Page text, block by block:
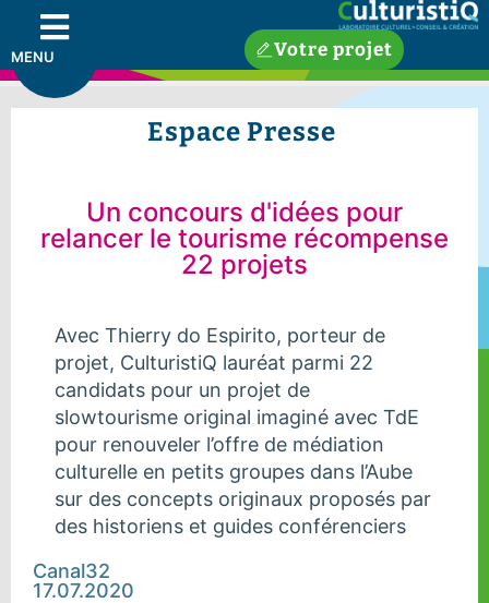
MENU Votre projet
Espace Presse
Un concours d'idées pour
relancer le tourisme récompense
22 projets
Avec Thierry do Espirito, porteur de
projet, CulturistiQ lauréat parmi 22
candidats pour un projet de
slowtourisme original imaginé avec TdE
pour renouveler l’offre de médiation
culturelle en petits groupes dans l’Aube
sur des concepts originaux proposés par
des historiens et guides conférenciers
Canal32
17.07.2020